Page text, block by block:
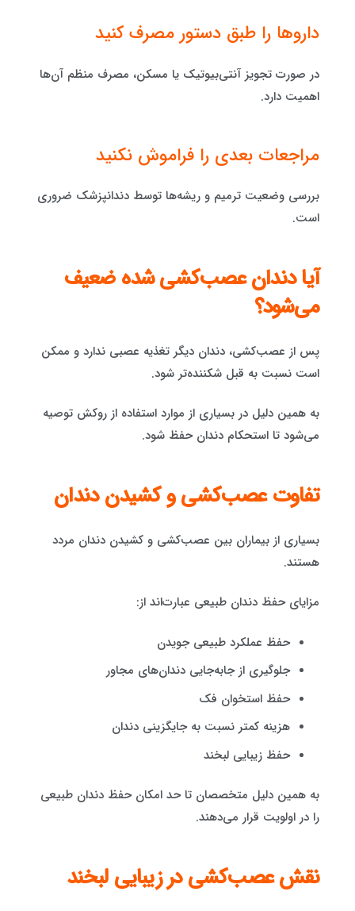
داروها را طبق دستور مصرف کنید
در صورت تجویز آنتی‌بیوتیک یا مسکن، مصرف منظم آن‌ها
اهمیت دارد.
مراجعات بعدی را فراموش نکنید
بررسی وضعیت ترمیم و ریشه‌ها توسط دندانپزشک ضروری
است.
آیا دندان عصب‌کشی شده ضعیف
می‌شود؟
پس از عصب‌کشی، دندان دیگر تغذیه عصبی ندارد و ممکن
است نسبت به قبل شکننده‌تر شود.
به همین دلیل در بسیاری از موارد استفاده از روکش توصیه
می‌شود تا استحکام دندان حفظ شود.
تفاوت عصب‌کشی و کشیدن دندان
بسیاری از بیماران بین عصب‌کشی و کشیدن دندان مردد
هستند.
مزایای حفظ دندان طبیعی عبارت‌اند از:
حفظ عملکرد طبیعی جویدن
جلوگیری از جابه‌جایی دندان‌های مجاور
حفظ استخوان فک
هزینه کمتر نسبت به جایگزینی دندان
حفظ زیبایی لبخند
به همین دلیل متخصصان تا حد امکان حفظ دندان طبیعی
را در اولویت قرار می‌دهند.
نقش عصب‌کشی در زیبایی لبخند